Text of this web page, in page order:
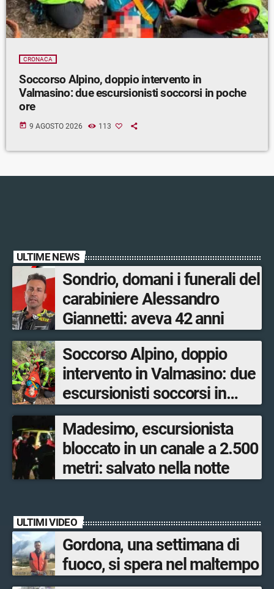
CRONACA
Soccorso Alpino, doppio intervento in
Valmasino: due escursionisti soccorsi in poche
ore
today 9 AGOSTO 2026 113
ULTIME NEWS
Sondrio, domani i funerali del
carabiniere Alessandro
Giannetti: aveva 42 anni
Soccorso Alpino, doppio
intervento in Valmasino: due
escursionisti soccorsi in
poche ore
Madesimo, escursionista
bloccato in un canale a 2.500
metri: salvato nella notte
ULTIMI VIDEO
Gordona, una settimana di
fuoco, si spera nel maltempo